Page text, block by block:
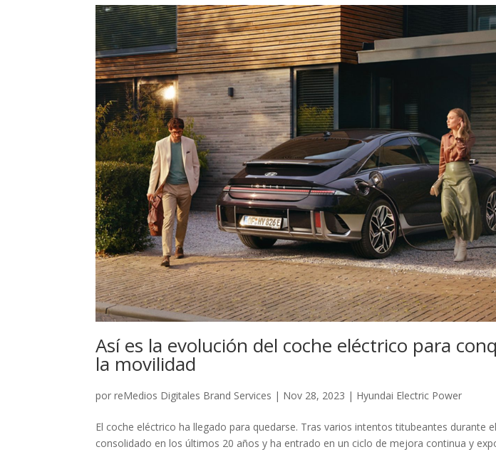
Así es la evolución del coche eléctrico para
la movilidad
porreMedios Digitales Brand Services | Nov 28, 2023 | Hyundai Electric Power
El coche eléctrico ha llegado para quedarse. Tras varios intentos titubeantes durante
consolidado en los últimos 20 años y ha entrado en un ciclo de mejora continua y